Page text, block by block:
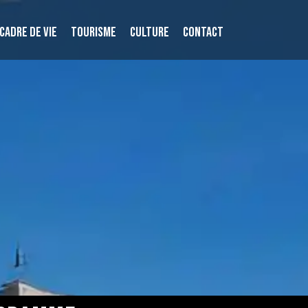
DE VIE TOURISME CULTURE CONTACT